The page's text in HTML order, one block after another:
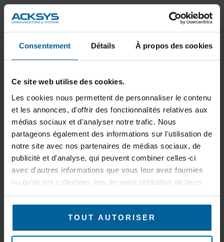
Consentement Détails À propos des cookies
Ce site web utilise des cookies.
Les cookies nous permettent de personnaliser le contenu
et les annonces, d'offrir des fonctionnalités relatives aux
médias sociaux et d'analyser notre trafic. Nous
partageons également des informations sur l'utilisation de
notre site avec nos partenaires de médias sociaux, de
publicité et d'analyse, qui peuvent combiner celles-ci
avec d'autres informations que vous leur avez fournies
ou qu'ils ont collectées lors de votre utilisation de leurs
TOUT AUTORISER
Ethernet Air-Pack Gamme 570